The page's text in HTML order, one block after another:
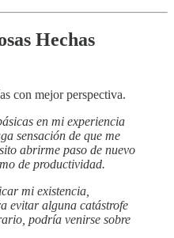
Hechas
con mejor perspectiva.
en mi experiencia
sensación de que me
abrirme paso de nuevo
de productividad.
mi existencia,
evitar alguna catástrofe
podría venirse sobre